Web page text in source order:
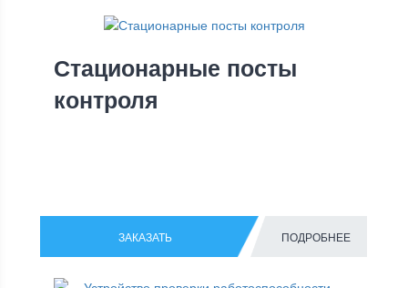
Стационарные посты
контроля
ЗАКАЗАТЬ ПОДРОБНЕЕ